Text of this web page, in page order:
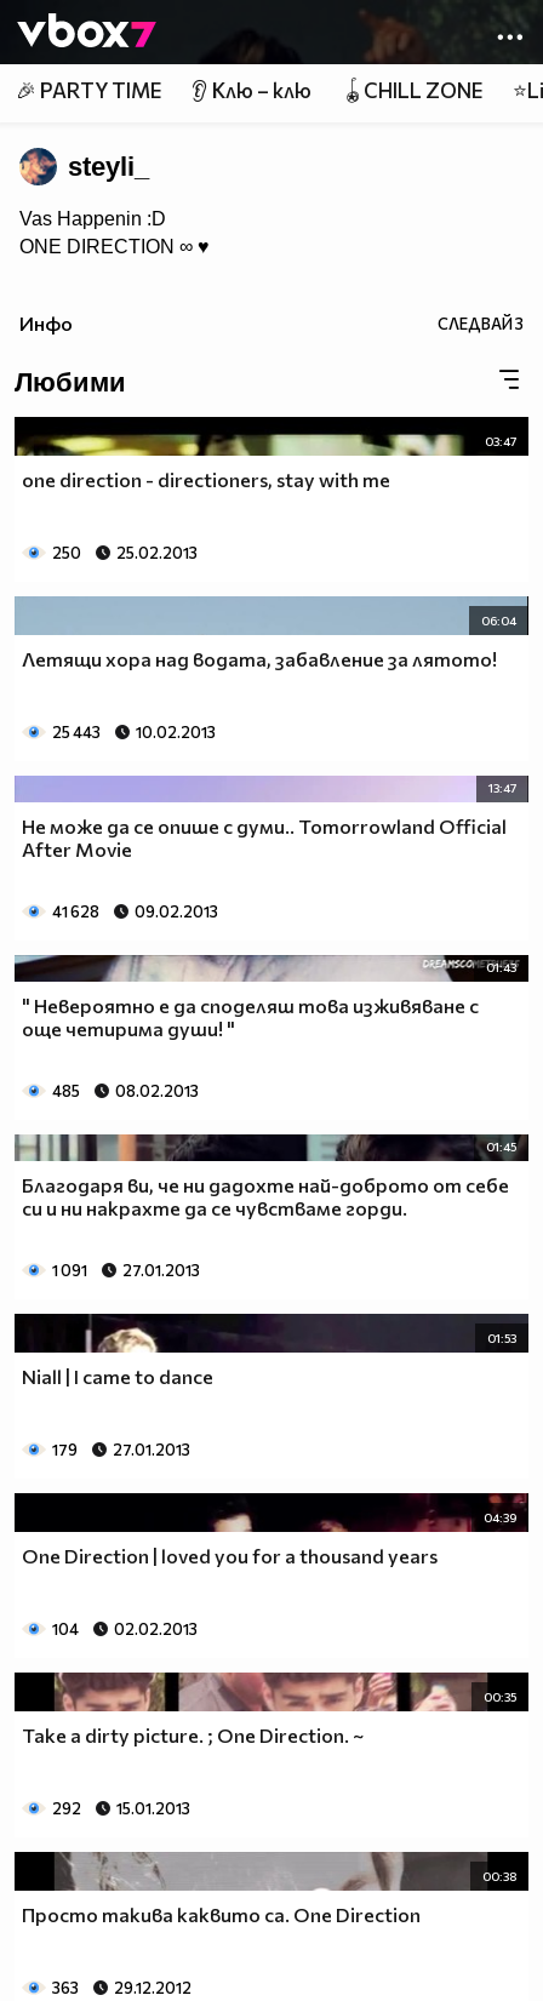
👾
🎉 PARTY TIME 👂 Клю – клю 🪀CHILL ZONE
steyli_
Vas Happenin :D
ONE DIRECTION ∞ ♥
Инфо СЛЕДВАЙ3
Любими
03:47
one direction - directioners, stay with me
250 25.02.2013
06:04
Летящи хора над водата, забавление за лятото!
25 443 10.02.2013
13:47
Не може да се опише с думи.. Tomorrowland Official
After Movie
41 628 09.02.2013
01:43
" Невероятно е да споделяш това изживяване с
още четирима души! "
485 08.02.2013
01:45
Благодаря ви, че ни дадохте най-доброто от себе
си и ни накрахте да се чувстваме горди.
1 091 27.01.2013
01:53
Niall | I came to dance
179 27.01.2013
04:39
One Direction | loved you for a thousand years
104 02.02.2013
00:35
Take a dirty picture. ; One Direction. ~
292 15.01.2013
00:38
Просто такива каквито са. One Direction
363 29.12.2012